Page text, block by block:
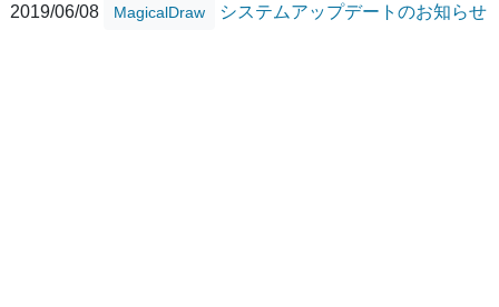
2019/06/08
MagicalDraw システムアップデートのお知らせ